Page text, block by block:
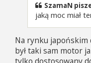
SzamaN
jaką moc miał
Na rynku japońskim
był taki sam motor